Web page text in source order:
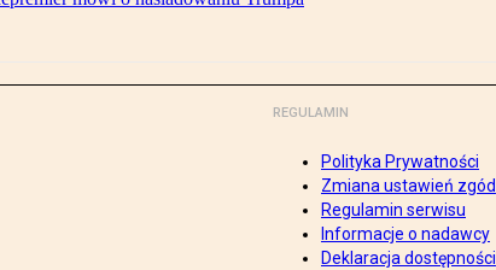
REGULAMIN
Polityka Prywatności
Zmiana ustawień zgód
Regulamin serwisu
Informacje o nadawcy
Deklaracja dostępności